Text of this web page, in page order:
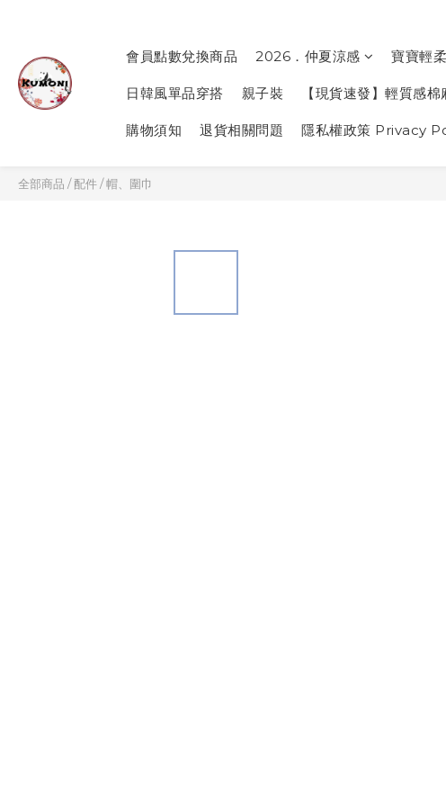
會員點數兌換商品 2026．仲夏涼感 寶寶輕
日韓風單品穿搭 親子裝 【現貨速發】輕質感棉
購物須知 退貨相關問題 隱私權政策 Privacy
全部商品 /配件/帽、圍巾